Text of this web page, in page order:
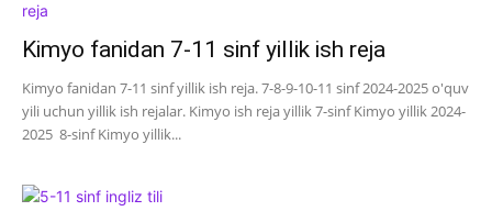
Kimyo fanidan 7-11 sinf yillik ish reja
Kimyo fanidan 7-11 sinf yillik ish reja. 7-8-9-10-11 sinf 2024-2025 o'quv
yili uchun yillik ish rejalar. Kimyo ish reja yillik 7-sinf Kimyo yillik 2024-
2025 8-sinf Kimyo yillik...